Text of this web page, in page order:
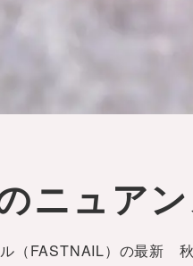
ニュア
（FASTNAIL）の最新